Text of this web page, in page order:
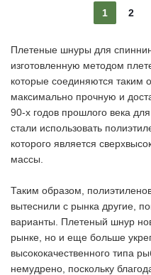
1 2
Плетеные шнуры для
изготовленную методом
которые соединяются таким
максимально прочную и
90-х годов прошлого века
стали использовать
которого является
массы.
Таким образом,
вытеснили с рынка другие,
варианты. Плетеный шнур
рынке, но и еще больше
высококачественного типа
немудрено, поскольку